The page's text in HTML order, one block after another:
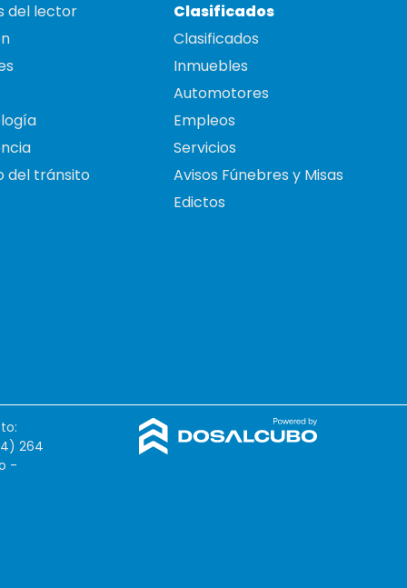
del lector
del tránsito
Clasificados
Clasificados
Inmuebles
Automotores
Empleos
Servicios
Avisos Fúnebres y Misas
Edictos
264
-